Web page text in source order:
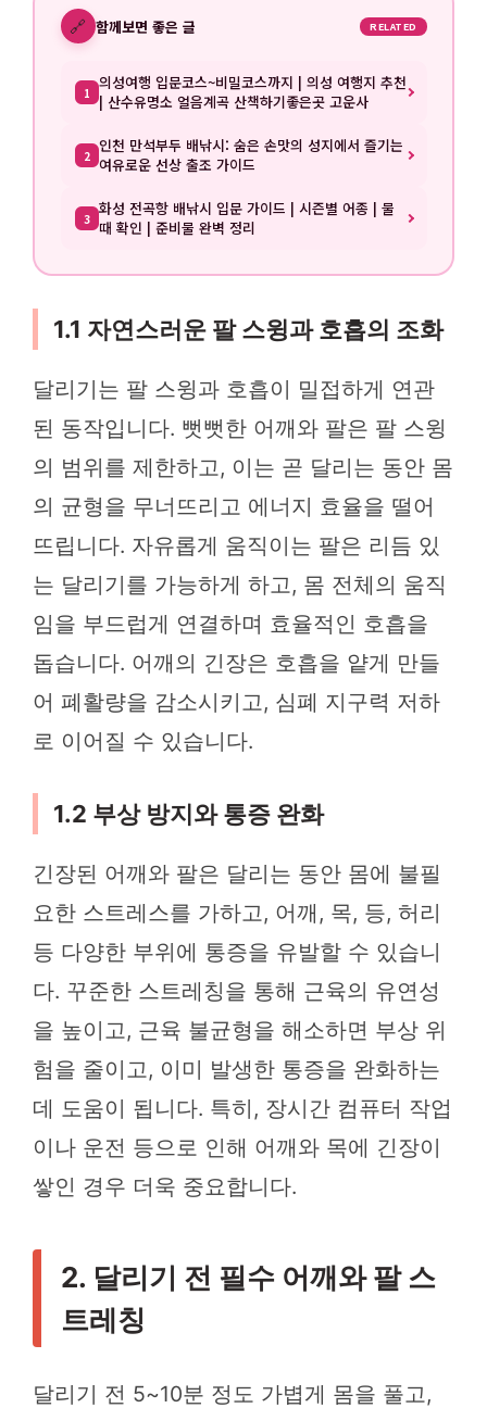
🔗 함께보면 좋은 글 RELATED
1 의성여행 입문코스~비밀코스까지 | 의성 여행지 추천
| 산수유명소 얼음계곡 산책하기좋은곳 고운사
2 인천 만석부두 배낚시: 숨은 손맛의 성지에서 즐기는
여유로운 선상 출조 가이드
3 화성 전곡항 배낚시 입문 가이드 | 시즌별 어종 | 물
때 확인 | 준비물 완벽 정리
1.1 자연스러운 팔 스윙과 호흡의 조화
달리기는 팔 스윙과 호흡이 밀접하게 연관
된 동작입니다. 뻣뻣한 어깨와 팔은 팔 스윙
의 범위를 제한하고, 이는 곧 달리는 동안 몸
의 균형을 무너뜨리고 에너지 효율을 떨어
뜨립니다. 자유롭게 움직이는 팔은 리듬 있
는 달리기를 가능하게 하고, 몸 전체의 움직
임을 부드럽게 연결하며 효율적인 호흡을
돕습니다. 어깨의 긴장은 호흡을 얕게 만들
어 폐활량을 감소시키고, 심폐 지구력 저하
로 이어질 수 있습니다.
1.2 부상 방지와 통증 완화
긴장된 어깨와 팔은 달리는 동안 몸에 불필
요한 스트레스를 가하고, 어깨, 목, 등, 허리
등 다양한 부위에 통증을 유발할 수 있습니
다. 꾸준한 스트레칭을 통해 근육의 유연성
을 높이고, 근육 불균형을 해소하면 부상 위
험을 줄이고, 이미 발생한 통증을 완화하는
데 도움이 됩니다. 특히, 장시간 컴퓨터 작업
이나 운전 등으로 인해 어깨와 목에 긴장이
쌓인 경우 더욱 중요합니다.
2. 달리기 전 필수 어깨와 팔 스
트레칭
달리기 전 5~10분 정도 가볍게 몸을 풀고,